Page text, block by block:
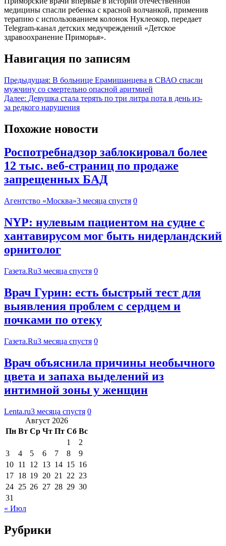
медицины спасли ребенка с красной волчанкой, применив
терапию с использованием колонок Нуклеокор, передает
Telegram-канал детских медучреждений «Детское
здравоохранение Приморья».
Навигация по записям
Предыдущая: В больнице Ерамишанцева в СВАО спасли
мужчину со смертельно опасной аритмией
Далее: Девушка стала терять по три литра пота в день из-
за редкого нарушения
Похожие новости
Роспотребнадзор заблокировал более
12 тыс. веб-страниц по продаже
запрещенных БАД
Агентство «Москва»3 месяца спустя 0
NYP: нулевым пациентом на судне с
хантавирусом мог быть нидерландский
орнитолог
Газета.Ru3 месяца спустя 0
Врач Гурин: есть быстрый тест для
выявления проблем с сердцем и
почками по отеку
Газета.Ru3 месяца спустя 0
Врач объяснила причины необычного
цвета и запаха выделений из
интимной зоны у женщин
Lenta.ru3 месяца спустя 0
Август 2026
Пн Вт Ср Чт Пт Сб Вс
1
2
3
4 5 6 7 8
9
10 11 12 13 14 15 16
17 18 19 20 21 22 23
24 25 26 27 28 29 30
31
« Июл
Рубрики